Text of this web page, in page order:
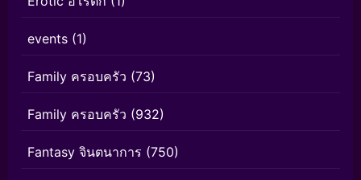
events (1)
Family ครอบครัว (73)
Family ครอบครัว (932)
Fantasy จินตนาการ (750)